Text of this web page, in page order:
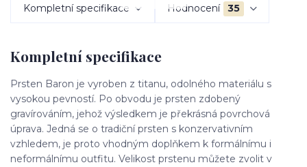
Kompletní specifikace Hodnocení 35
Kompletní specifikace
Prsten Baron je vyroben z titanu, odolného materiálu s
vysokou pevností. Po obvodu je prsten zdobený
gravírováním, jehož výsledkem je překrásná povrchová
úprava. Jedná se o tradiční prsten s konzervativním
vzhledem, je proto vhodným doplňkem k formálnímu i
neformálnímu outfitu. Velikost prstenu můžete zvolit v